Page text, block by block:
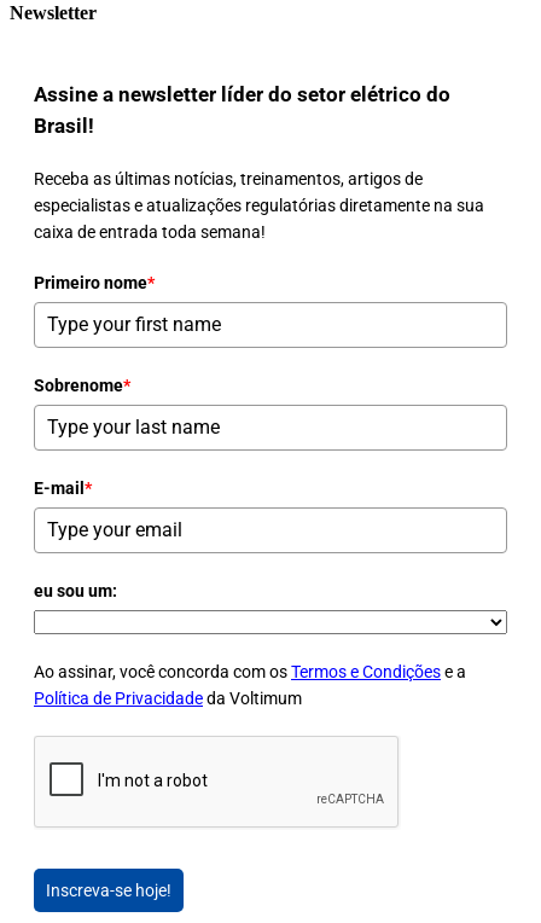
Newsletter
Assine a newsletter líder do setor elétrico do
Brasil!
Receba as últimas notícias, treinamentos, artigos de
especialistas e atualizações regulatórias diretamente na sua
caixa de entrada toda semana!
Primeiro nome*
Sobrenome*
E-mail *
eu sou um:
Ao assinar, você concorda com osTermos e Condiçõese a
Política de Privacidadeda Voltimum
Inscreva-se hoje!